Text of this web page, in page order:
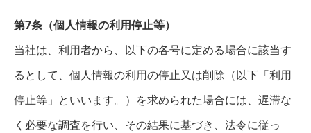
第7条（個人情報の利用停止等）
当社は、利用者から、以下の各号に定める場合に該当す
るとして、個人情報の利用の停止又は削除（以下「利用
停止等」といいます。）を求められた場合には、遅滞な
く必要な調査を行い、その結果に基づき、法令に従っ